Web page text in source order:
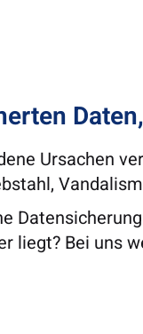
Ursachen
liegt? Bei uns